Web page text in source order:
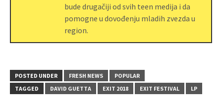
bude drugačiji od svih teen medija i da
pomogne u dovođenju mladih zvezda u
region.
POSTED UNDER FRESH NEWS
POPULAR
TAGGED
DAVID GUETTA EXIT 2018 EXIT FESTIVAL LP